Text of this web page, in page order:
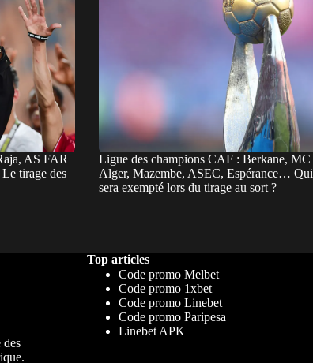
AS FAR
tirage des
Ligue des champions CAF : Berkane, MC
Alger, Mazembe, ASEC, Espérance… Qui
sera exempté lors du tirage au sort ?
Top articles
Code promo Melbet
Code promo 1xbet
Code promo Linebet
Code promo Paripesa
Linebet APK